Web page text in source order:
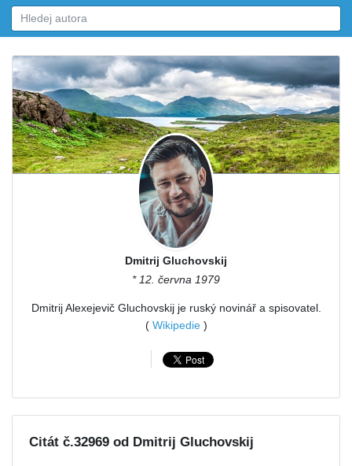
Dmitrij Gluchovskij
* 12. června 1979
Dmitrij Alexejevič Gluchovskij je ruský novinář a spisovatel.
( Wikipedie)
Citát č.32969 od Dmitrij Gluchovskij